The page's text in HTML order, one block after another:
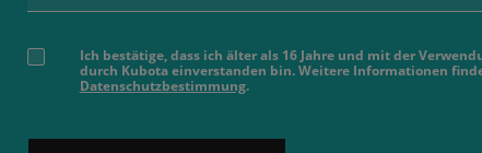
Ich bestätige, dass ich älter als 16 Jahre und mit der
durch Kubota einverstanden bin. Weitere Informationen
Datenschutzbestimmung.